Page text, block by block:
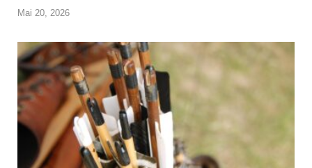
Mai 20, 2026